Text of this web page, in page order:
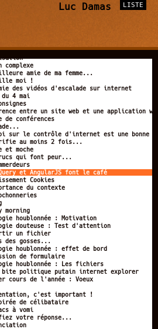
LISTE
Luc Damas
un bon prof ?
complexe
amie de ma femme...
moi !
des vidéos d'escalade sur internet
du 4 mai
entre un site web et une application
de conférences
sur le contrôle d'internet est une bonne
au moins 2 fois...
et moche
qui font peur...
et AngularJS font le café
Cookies
du contexte
morning
houblonnée : Motivation
douteuse : Test d'attention
un fichier
des gosses...
houblonnée : effet de bord
de formulaire
houblonnée : Les fichiers
bite politique putain internet explorer
cours de l'année : Voeux
c'est important !
de célibataire
à vomi
votre réponse...